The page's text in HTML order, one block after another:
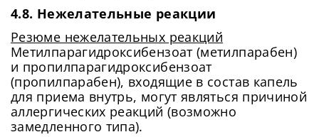
4.8. Нежелательные реакции
Резюме нежелательных реакций
Метилпарагидроксибензоат (метилпарабен)
и пропилпарагидроксибензоат
(пропилпарабен), входящие в состав капель
для приема внутрь, могут являться причиной
аллергических реакций (возможно
замедленного типа).